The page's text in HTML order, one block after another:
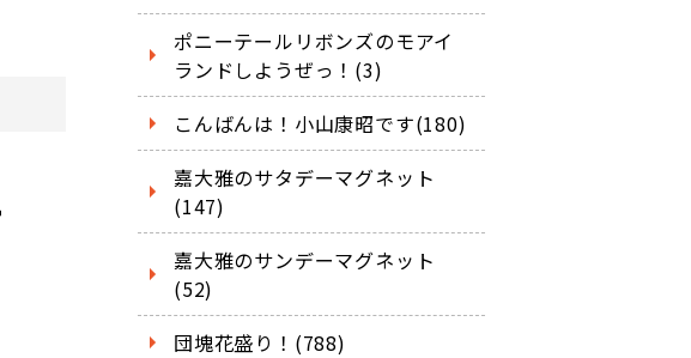
ポニーテールリボンズのモアイ
ランドしようぜっ！(3)
こんばんは！小山康昭です(180)
嘉大雅のサタデーマグネット
(147)
嘉大雅のサンデーマグネット
(52)
団塊花盛り！(788)